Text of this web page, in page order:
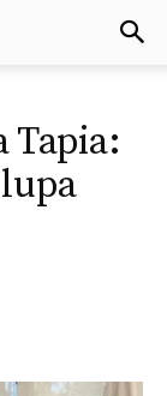
Tapia: